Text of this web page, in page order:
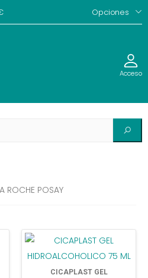
Opciones
Acceso
ROCHE POSAY
CICAPLAST GEL